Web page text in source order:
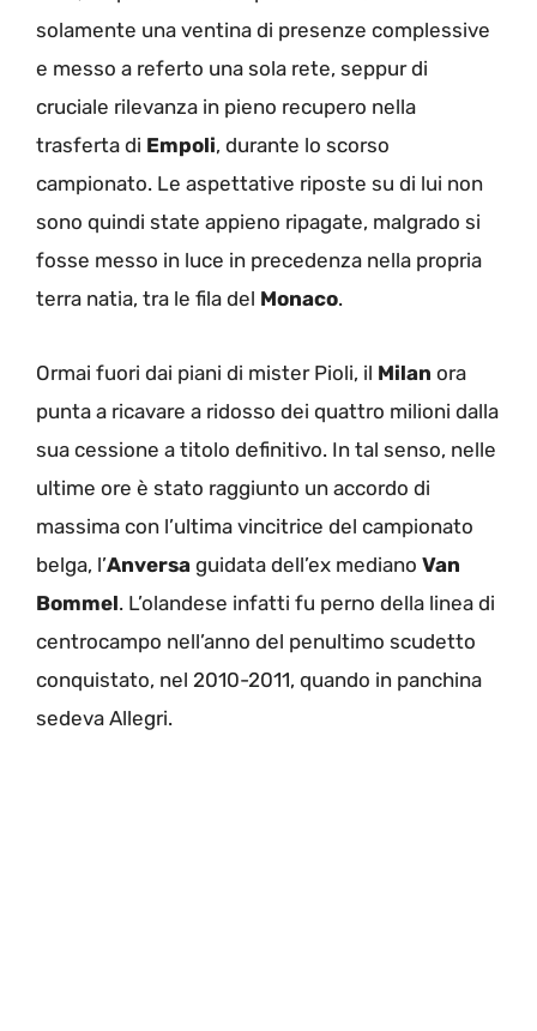
solamente una ventina di presenze complessive
e messo a referto una sola rete, seppur di
cruciale rilevanza in pieno recupero nella
trasferta di Empoli, durante lo scorso
campionato. Le aspettative riposte su di lui non
sono quindi state appieno ripagate, malgrado si
fosse messo in luce in precedenza nella propria
terra natia, tra le fila del Monaco.
Ormai fuori dai piani di mister Pioli, il Milan ora
punta a ricavare a ridosso dei quattro milioni dalla
sua cessione a titolo definitivo. In tal senso, nelle
ultime ore è stato raggiunto un accordo di
massima con l’ultima vincitrice del campionato
belga, l’Anversa guidata dell’ex mediano Van
Bommel. L’olandese infatti fu perno della linea di
centrocampo nell’anno del penultimo scudetto
conquistato, nel 2010-2011, quando in panchina
sedeva Allegri.